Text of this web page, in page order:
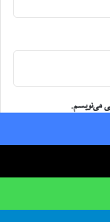
می‌نویسم.